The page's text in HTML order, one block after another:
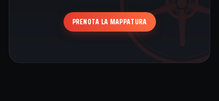
PRENOTA LA MAPPATURA